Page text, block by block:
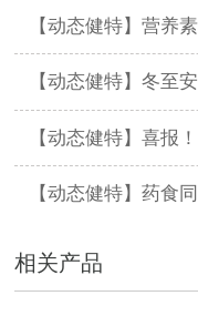
【动态健特】营养素补充
【动态健特】冬至
【动态健特】喜报！无锡
【动态健特】药食同源年
相关产品